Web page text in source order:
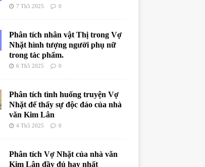
7 Th5 2025 0
Phân tích nhân vật Thị trong Vợ
Nhặt hình tượng người phụ nữ
trong tác phẩm.
6 Th5 2025 0
Phân tích tình huống truyện Vợ
Nhặt để thấy sự độc đáo của nhà
văn Kim Lân
4 Th5 2025 0
Phân tích Vợ Nhặt của nhà văn
Kim Lân đầy đủ hay nhất